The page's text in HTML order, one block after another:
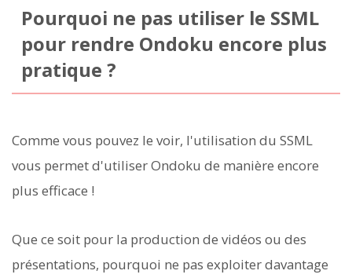
Pourquoi ne pas utiliser le SSML
pour rendre Ondoku encore plus
pratique ?
Comme vous pouvez le voir, l'utilisation du SSML
vous permet d'utiliser Ondoku de manière encore
plus efficace !
Que ce soit pour la production de vidéos ou des
présentations, pourquoi ne pas exploiter davantage